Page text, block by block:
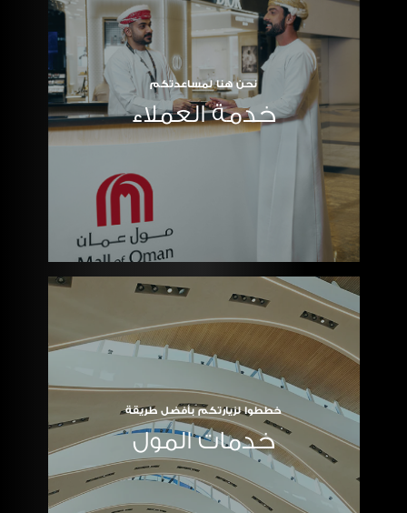
نحن هنا لمساعدتكم
خدمة العملاء
خططوا لزيارتكم بأفضل طريقة
خدمات المول